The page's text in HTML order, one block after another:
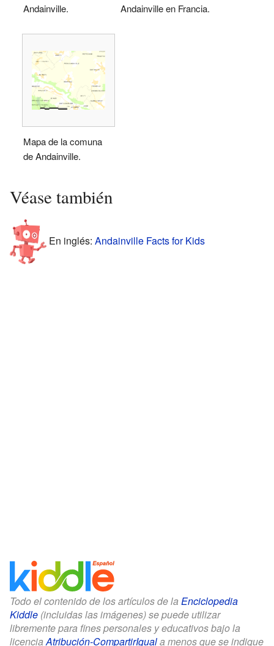
Andainville.
Andainville en Francia.
Mapa de la comuna
de Andainville.
Véase también
En inglés: Andainville Facts for Kids
Todo el contenido de los artículos de la Enciclopedia
Kiddle (incluidas las imágenes) se puede utilizar
libremente para fines personales y educativos bajo la
licenciaAtribución-CompartirIguala menos que se indique